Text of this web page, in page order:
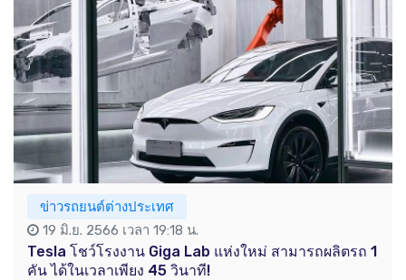
ข่าวรถยนต์ต่างประเทศ
19 มิ.ย. 2566 เวลา 19:18 น.
Tesla โชว์โรงงาน Giga Lab แห่งใหม่ สามารถผลิตรถ 1
คัน ได้ในเวลาเพียง 45 วินาที!